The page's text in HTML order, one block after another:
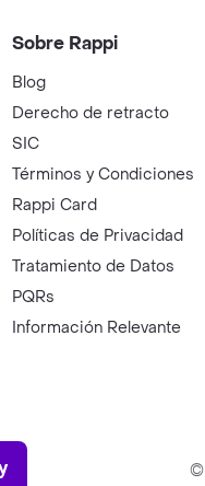
Sobre Rappi
Blog
Derecho de retracto
SIC
Términos y Condiciones
Rappi Card
Políticas de Privacidad
Tratamiento de Datos
PQRs
Información Relevante
©